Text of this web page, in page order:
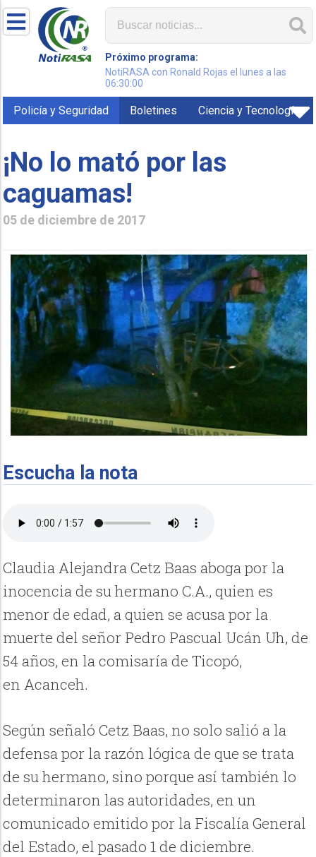
Próximo programa:
NotiRASA con Ronald Rojas el lunes a las
06:30:00
Policía y Seguridad Boletines Ciencia y Tecnología
¡No lo mató por las
caguamas!
05 de diciembre de 2017
Escucha la nota
Claudia Alejandra Cetz Baas aboga por la
inocencia de su hermano C.A., quien es
menor de edad, a quien se acusa por la
muerte del señor Pedro Pascual Ucán Uh, de
54 años, en la comisaría de Ticopó,
en Acanceh.
Según señaló Cetz Baas, no solo salió a la
defensa por la razón lógica de que se trata
de su hermano, sino porque así también lo
determinaron las autoridades, en un
comunicado emitido por la Fiscalía General
del Estado, el pasado 1 de diciembre.